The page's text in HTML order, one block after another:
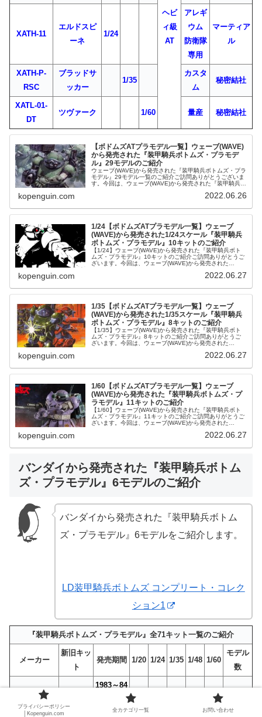
ヘビ
ィ級
AT
XATH-11
エルドスピ
ーネ
1/24
アレギ
ウム
防衛隊
専用
マーティア
ル
XATH-P-
RSC
ブラッドサ
ッカー
1/35
カスタ
ム
秘密結社
XATL-01-
DT
ツヴァーク 1/60 量産 秘密結社
【ボドムズATプラモデル一覧】ウェーブ(WAVE)
から発売された『装甲騎兵ボトムズ・プラモデ
ル』29モデルのご紹介
ウェーブ(WAVE)から発売された『装甲騎兵ボトムズ・プラ
モデル』29モデル一覧のご紹介ご訪問ありがとうございま
す。今回は、ウェーブ(WAVE)から発売された『装甲騎兵ボ
kopenguin.com 2022.06.26
1/24【ボドムズATプラモデル一覧】ウェーブ
(WAVE)から発売された1/24スケール『装甲騎兵
ボトムズ・プラモデル』10キットのご紹介
【1/24】ウェーブ(WAVE)から発売された『装甲騎兵ボト
ムズ・プラモデル』10キットのご紹介ご訪問ありがとうご
ざいます。今回は、ウェーブ(WAVE)から発売された
kopenguin.com 2022.06.27
1/35【ボドムズATプラモデル一覧】ウェーブ
(WAVE)から発売された1/35スケール『装甲騎兵
ボトムズ・プラモデル』8キットのご紹介
【1/35】ウェーブ(WAVE)から発売された『装甲騎兵ボト
ムズ・プラモデル』8キットのご紹介ご訪問ありがとうご
ざいます。今回は、ウェーブ(WAVE)から発売された
kopenguin.com 2022.06.27
1/60【ボドムズATプラモデル一覧】ウェーブ
(WAVE)から発売された『装甲騎兵ボトムズ・プ
ラモデル』11キットのご紹介
【1/60】ウェーブ(WAVE)から発売された『装甲騎兵ボト
ムズ・プラモデル』11キットのご紹介ご訪問ありがとうご
ざいます。今回は、ウェーブ(WAVE)から発売された
kopenguin.com 2022.06.27
バンダイから発売された『装甲騎兵ボトム
ズ・プラモデル』6モデルのご紹介
バンダイから発売された『装甲騎兵ボトム
ズ・プラモデル』6モデルをご紹介します。
LD装甲騎兵ボトムズ コンプリート・コレク
ション1
『装甲騎兵ボトムズ・プラモデル』全71キット一覧のご紹介
メーカー
新旧キッ
ト
発売期間 1/20 1/24 1/35 1/48 1/60
モデル
数
1983～84
プライバシーポリシー
│Kopenguin.com
全カテゴリ一覧 お問い合わせ